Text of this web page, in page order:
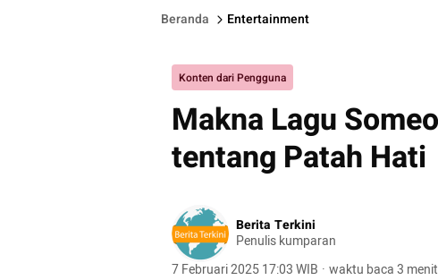
Beranda Entertainment
Konten dari Pengguna
Makna Lagu
tentang Patah Hati
Berita Terkini
Penulis kumparan
7 Februari 2025 17:03 WIB · waktu baca 3 menit